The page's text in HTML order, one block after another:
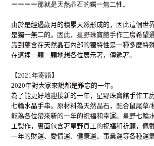
ーーーー那就是天然晶石的獨一無二性。
由於是經過歲月的積累天然形成的，因此這個世
是獨一無二的。因此，星野珠寶館手作工房希望
識到蘊含在天然晶石內部的獨特性是一種多麼特
在這裡一顆一顆地想各位展示著，傳遞著。
【2021年寄語】
2020年對大家來說都是難忘的一年。
為了能更好地迎接新的一年，星野珠寶館手作工
七輪水晶手串。原材料為天然晶石，配合鼠尾草/
能為各位帶來新的一年的祝福和幸運。星野七輪
工製作，裏面包含著星野員工的祝福和祈願，佩
一年的財運、愛情運、健康運、事業運等各種運氣